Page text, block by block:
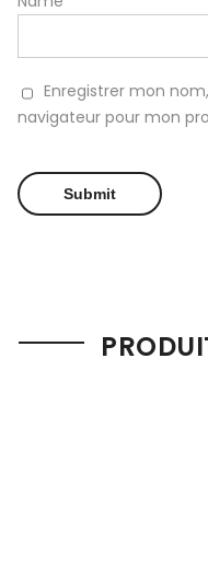
Enregistrer mon
navigateur pour mon